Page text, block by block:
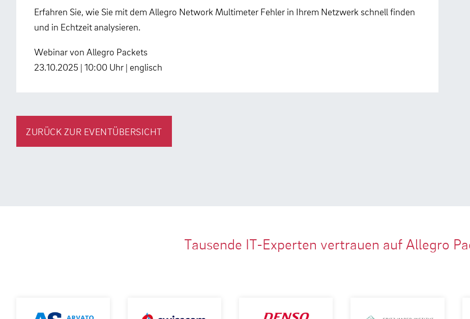
Erfahren Sie, wie Sie mit dem Allegro Network Multimeter Fehler in Ihrem Netzwerk schnell finden
und in Echtzeit analysieren.
Webinar von Allegro Packets
23.10.2025 | 10:00 Uhr | englisch
ZURÜCK ZUR EVENTÜBERSICHT
Tausende IT-Experten vertrauen auf Allegro